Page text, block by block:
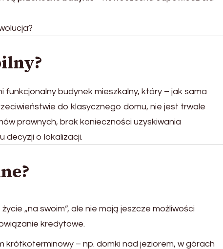
funkcjonalny budynek mieszkalny, który – jak sama
do klasycznego domu, nie jest trwale
prawnych, brak konieczności uzyskiwania
decyzji o lokalizacji.
„na swoim”, ale nie mają jeszcze możliwości
kredytowe.
krótkoterminowy – np. domki nad jeziorem, w górach